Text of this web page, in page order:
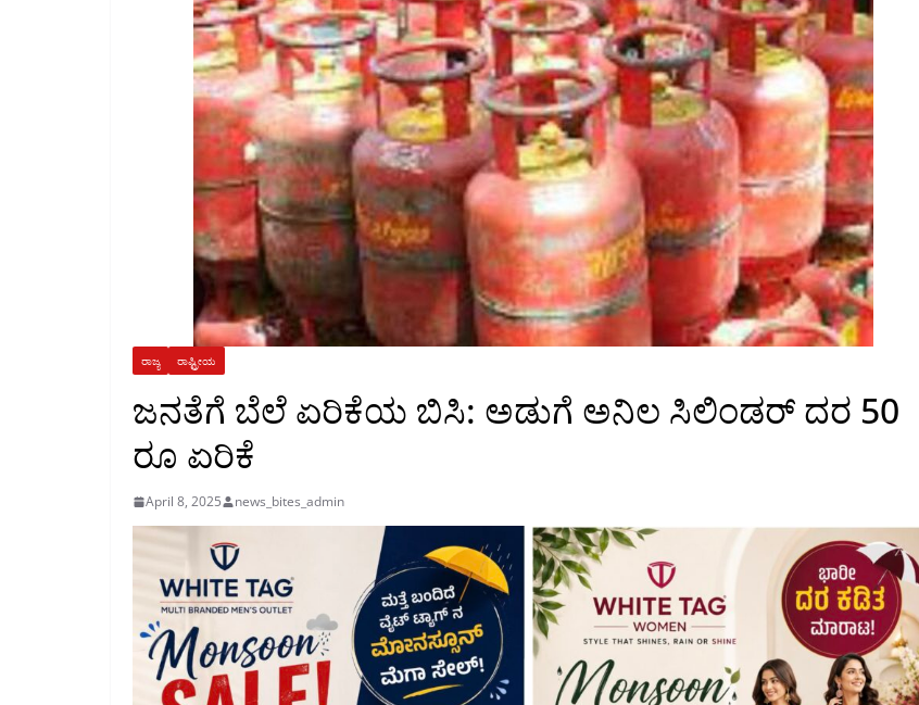
ರಾಜ್ಯ ರಾಷ್ಟ್ರೀಯ
ಜನತೆಗೆ ಬೆಲೆ ಏರಿಕೆಯ ಬಿಸಿ: ಅಡುಗೆ ಅನಿಲ ಸಿಲಿಂಡರ್ ದರ 50
ರೂ ಏರಿಕೆ
April 8, 2025 news_bites_admin